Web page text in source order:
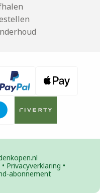
• Privacyverklaring •
abonnement